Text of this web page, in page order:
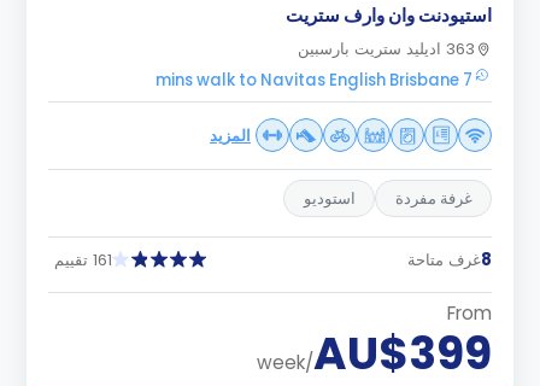
استيودنت وان وارف ستريت
363 اديليد ستريت بارسبين
7 mins walk to Navitas English Brisbane
المزيد
غرفة مفردة استوديو
8غرف متاحة 161 تقييم
From
AU$399
/week